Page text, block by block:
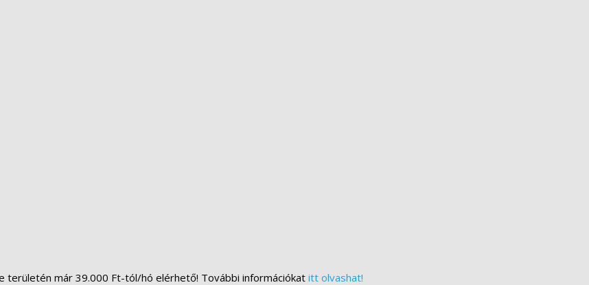
területén már 39.000 Ft-tól/hó elérhető! További információkat itt olvashat!